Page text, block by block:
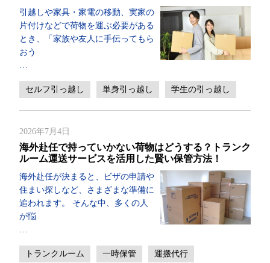
引越しや家具・家電の移動、実家の
片付けなどで荷物を運ぶ必要がある
とき、「家族や友人に手伝ってもら
おう
セルフ引っ越し 単身引っ越し 学生の引っ越し
2026年7月4日
海外赴任で持っていかない荷物はどうする？トランク
ルーム運送サービスを活用した賢い保管方法！
海外赴任が決まると、ビザの申請や
住まい探しなど、さまざまな準備に
追われます。 そんな中、多くの人
が悩
トランクルーム 一時保管 運搬代行